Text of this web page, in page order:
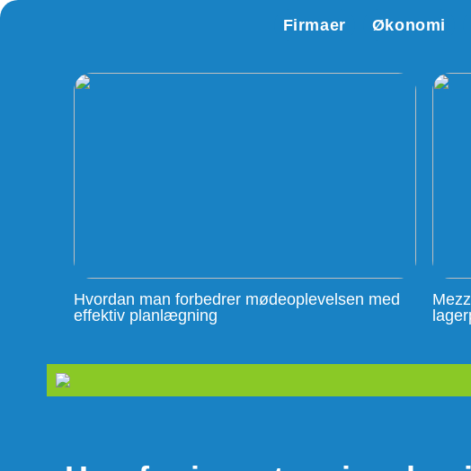
Firmaer Økonomi
Hvordan man forbedrer mødeoplevelsen med
effektiv planlægning